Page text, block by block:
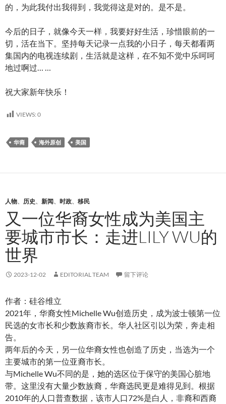
的，为此我付出我得到，我觉得这是对的。是不是。
今后的日子，就像今天一样，我要好好生活，珍惜眼前的一
切，活在当下。坚持每天记录一点我的小日子，每天都看两
集国内的电视连续剧，生活就是这样，在不知不觉中乐呵呵
地过啊过… …
祝大家新年快乐！
VIEWS: 0
华裔 海外原创 美国
人物、 历史、 新闻、 时政、 移民
又一位华裔女性成为美国主
要城市市长：走进LILY WU的
世界
2023-12-02 EDITORIAL TEAM 留下评论
作者：硅谷维立
2021年，华裔女性Michelle Wu创造历史，成为波士顿第一位
民选的女市长和少数族裔市长。华人社区引以为荣，奔走相
告。
两年后的今天，另一位华裔女性也创造了历史，当选为一个
主要城市的第一位亚裔市长。
与Michelle Wu不同的是，她的选区位于保守的美国心脏地
带。这里没有大量少数族裔，华裔选民更是难得见到。根据
2010年的人口普查数据，该市人口72%是白人，非裔和西裔